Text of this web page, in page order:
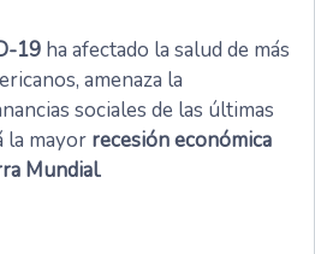
19 ha afectado la salud de más
amenaza la
sociales de las últimas
la mayor recesión económica
Mundial.